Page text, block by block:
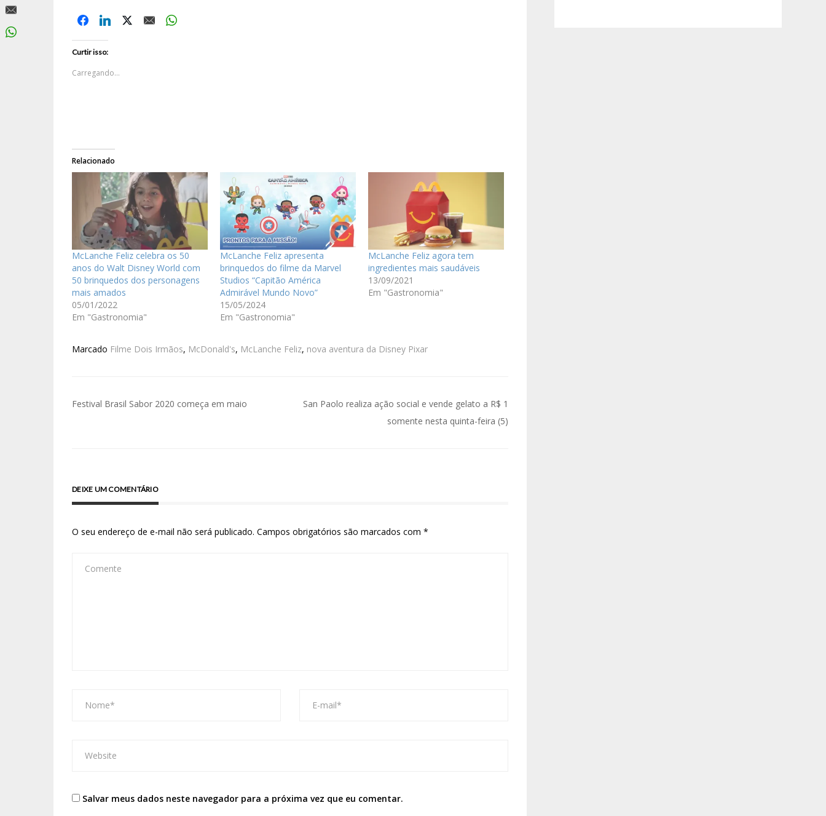
Curtir isso:
Carregando...
Relacionado
McLanche Feliz celebra os 50
anos do Walt Disney World com
50 brinquedos dos personagens
mais amados
05/01/2022
Em "Gastronomia"
McLanche Feliz apresenta
brinquedos do filme da Marvel
Studios “Capitão América
Admirável Mundo Novo”
15/05/2024
Em "Gastronomia"
McLanche Feliz agora tem
ingredientes mais saudáveis
13/09/2021
Em "Gastronomia"
Marcado Filme Dois Irmãos, McDonald's, McLanche Feliz, nova aventura da Disney Pixar
Festival Brasil Sabor 2020 começa em maio
San Paolo realiza ação social e vende gelato a R$ 1
somente nesta quinta-feira (5)
DEIXE UM COMENTÁRIO
O seu endereço de e-mail não será publicado. Campos obrigatórios são marcados com *
Salvar meus dados neste navegador para a próxima vez que eu comentar.